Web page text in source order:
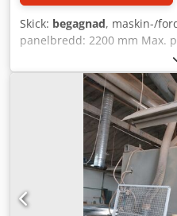
Skick: begagnad, maskin-/
panelbredd: 2200 mm Max.
utstick av huvudsågblad:
Cjdpfovrrldex Ahierf